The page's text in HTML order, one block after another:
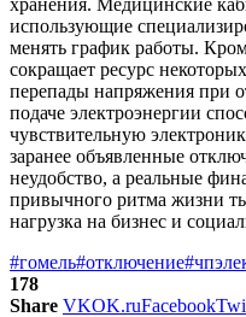
использующие
менять график работы.
сокращает ресурс
перепады напряжения при
подаче электроэнергии
чувствительную
заранее объявленные
неудобство, а реальные
привычного ритма жизни
нагрузка на бизнес и
#гомель#отключение#чп
178
Share VKOK.ruFacebook